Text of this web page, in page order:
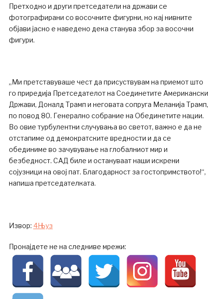
Претходно и други претседатели на држави се
фотографирани со восочните фигурни, но кај нивните
објави јасно е наведено дека станува збор за восочни
фигури.
„Ми претставуваше чест да присуствувам на приемот што
го приредија Претседателот на Соединетите Американски
Држави, Доналд Трамп и неговата сопруга Меланија Трамп,
по повод 80. Генерално собрание на Обединетите нации.
Во овие турбулентни случувања во светот, важно е да не
отстапиме од демократските вредности и да се
обединиме во зачувување на глобалниот мир и
безбедност. САД биле и остануваат наши искрени
сојузници на овој пат. Благодарност за гостопримството!“,
напиша претседателката.
Извор: 4Њуз
Пронајдете не на следниве мрежи: